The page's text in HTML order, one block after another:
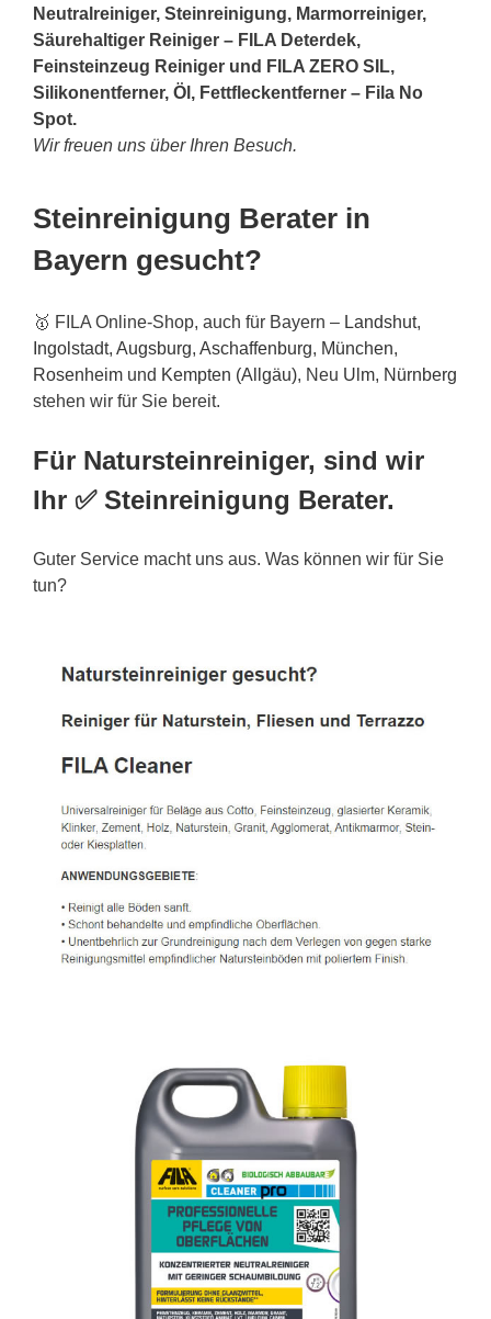
Neutralreiniger, Steinreinigung, Marmorreiniger,
Säurehaltiger Reiniger – FILA Deterdek,
Feinsteinzeug Reiniger und FILA ZERO SIL,
Silikonentferner, Öl, Fettfleckentferner – Fila No
Spot.
Wir freuen uns über Ihren Besuch.
Steinreinigung Berater in
Bayern gesucht?
🥇 FILA Online-Shop, auch für Bayern – Landshut,
Ingolstadt, Augsburg, Aschaffenburg, München,
Rosenheim und Kempten (Allgäu), Neu Ulm, Nürnberg
stehen wir für Sie bereit.
Für Natursteinreiniger, sind wir
Ihr ✅ Steinreinigung Berater.
Guter Service macht uns aus. Was können wir für Sie
tun?